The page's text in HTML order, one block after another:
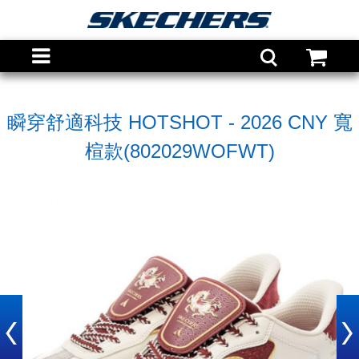
瞬穿舒適科技 HOTSHOT - 2026 CNY 寬
楦款(802029WOFWT)